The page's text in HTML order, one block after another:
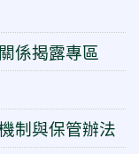
係揭露專區
制與保管辦法